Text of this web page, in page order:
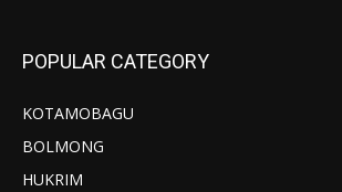
POPULAR CATEGORY
KOTAMOBAGU
BOLMONG
HUKRIM